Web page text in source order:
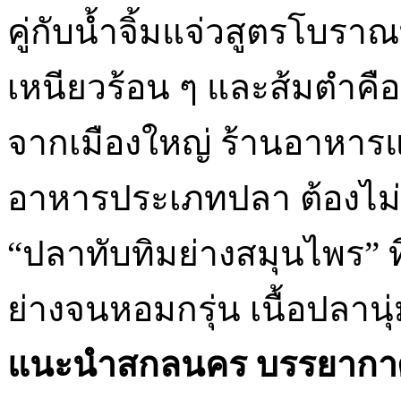
คู่กับน้ำจิ้มแจ่วสูตรโบรา
เหนียวร้อน ๆ และส้มตำคื
จากเมืองใหญ่ ร้านอาหา
อาหารประเภทปลา ต้องไ
“ปลาทับทิมย่างสมุนไพร”
ย่างจนหอมกรุ่น เนื้อปลา
แนะนําสกลนคร บรรยาก